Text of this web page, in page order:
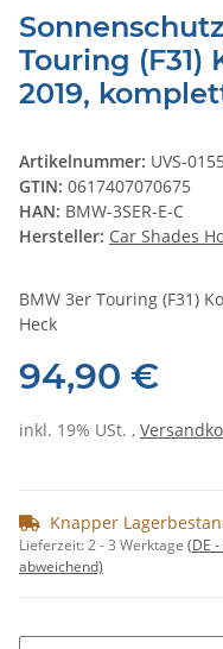
Touring (F31)
2019,
Artikelnummer: UVS-0155
GTIN: 0617407070675
HAN: BMW-3SER-E-C
Hersteller: Car Shades
BMW 3er Touring (F31)
Heck
94,90 €
inkl. 19% USt. ,
Knapper
Lieferzeit:2 - 3 Werktage (DE
abweichend)